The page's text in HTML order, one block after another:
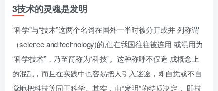
3技术的灵魂是发明
“科学”与“技术”这两个名词在国外一半时被分开或并 列称谓
（science and technology)的,但在我国往往被连用 或混用为
“科学技术”，乃至简称为“科技”。这种称呼不仅造 成概念上
的混乱，而且在实践中也容易把人引入迷途，即自觉或不自
觉地把科技等同于科学。其实，由“发明”的特质决定， 即技